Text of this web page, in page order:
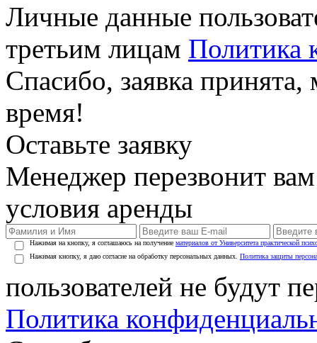
Личные данные
третьим лицам Политика
Спасибо, заявка
время!
Оставьте заявку
Менеджер перезвонит
условия аренды
Нажимая на кнопку, я соглашаюсь на получение материалов от Университета практической
Нажимая кнопку, я даю согласие на обработку персональных данных. Политика защиты
пользователей не будут
Политика